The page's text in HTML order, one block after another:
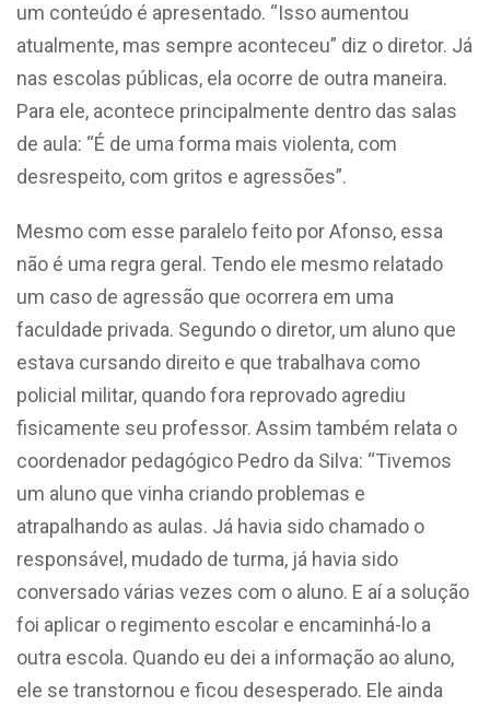
um conteúdo é apresentado. “Isso aumentou
atualmente, mas sempre aconteceu” diz o diretor. Já
nas escolas públicas, ela ocorre de outra maneira.
Para ele, acontece principalmente dentro das salas
de aula: “É de uma forma mais violenta, com
desrespeito, com gritos e agressões”.
Mesmo com esse paralelo feito por Afonso, essa
não é uma regra geral. Tendo ele mesmo relatado
um caso de agressão que ocorrera em uma
faculdade privada. Segundo o diretor, um aluno que
estava cursando direito e que trabalhava como
policial militar, quando fora reprovado agrediu
fisicamente seu professor. Assim também relata o
coordenador pedagógico Pedro da Silva: “Tivemos
um aluno que vinha criando problemas e
atrapalhando as aulas. Já havia sido chamado o
responsável, mudado de turma, já havia sido
conversado várias vezes com o aluno. E aí a solução
foi aplicar o regimento escolar e encaminhá-lo a
outra escola. Quando eu dei a informação ao aluno,
ele se transtornou e ficou desesperado. Ele ainda